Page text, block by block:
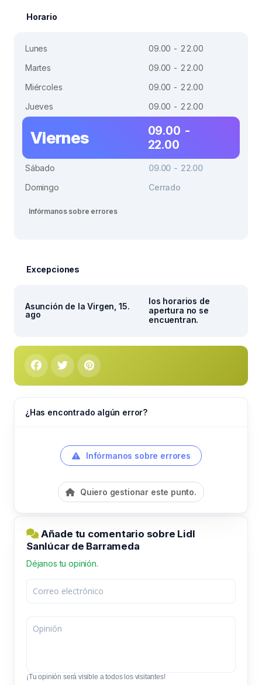
Horario
Lunes
09.00 - 22.00
Martes
09.00 - 22.00
Miércoles
09.00 - 22.00
Jueves
09.00 - 22.00
Viernes
09.00 -
22.00
Sábado
09.00 - 22.00
Domingo
Cerrado
Infórmanos sobre errores
Excepciones
Asunción de la Virgen, 15.
ago
los horarios de
apertura no se
encuentran.
¿Has encontrado algún error?
Infórmanos sobre errores
Quiero gestionar este punto.
Añade tu comentario sobre Lidl
Sanlúcar de Barrameda
Déjanos tu opinión.
¡Tu opinión será visible a todos los visitantes!